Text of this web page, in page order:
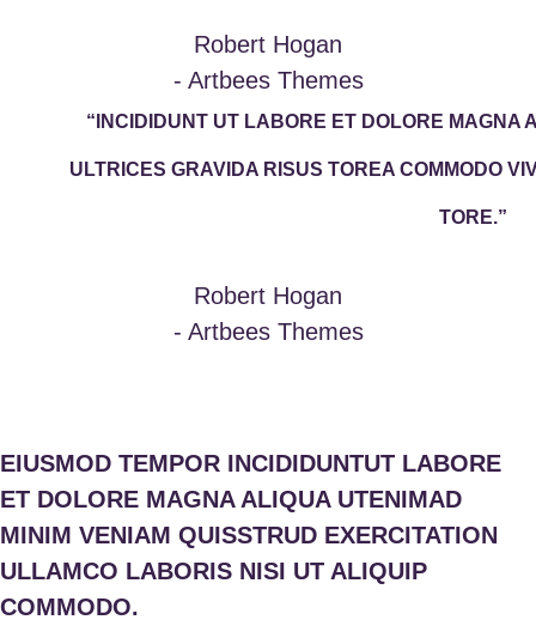
Robert Hogan
- Artbees Themes
“INCIDIDUNT UT LABORE ET DOLORE MAGNA
ULTRICES GRAVIDA RISUS TOREA COMMODO
TORE.”
Robert Hogan
- Artbees Themes
EIUSMOD TEMPOR INCIDIDUNTUT LABORE
ET DOLORE MAGNA ALIQUA UTENIMAD
MINIM VENIAM QUISSTRUD EXERCITATION
ULLAMCO LABORIS NISI UT ALIQUIP
COMMODO.